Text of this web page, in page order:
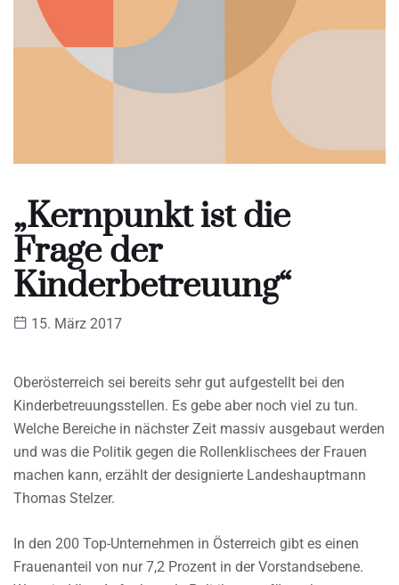
„Kernpunkt ist die
Frage der
Kinderbetreuung“
15. März 2017
Oberösterreich sei bereits sehr gut aufgestellt bei den
Kinderbetreuungsstellen. Es gebe aber noch viel zu tun.
Welche Bereiche in nächster Zeit massiv ausgebaut werden
und was die Politik gegen die Rollenklischees der Frauen
machen kann, erzählt der designierte Landeshauptmann
Thomas Stelzer.
In den 200 Top-Unternehmen in Österreich gibt es einen
Frauenanteil von nur 7,2 Prozent in der Vorstandsebene.